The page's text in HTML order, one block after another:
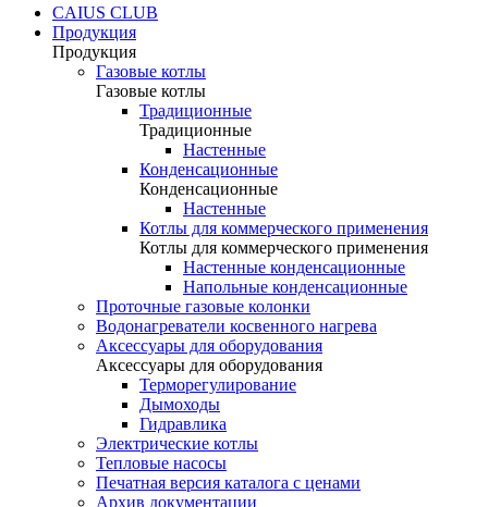
CAIUS CLUB
Продукция
Продукция
Газовые котлы
Газовые котлы
Традиционные
Традиционные
Настенные
Конденсационные
Конденсационные
Настенные
Котлы для коммерческого применения
Котлы для коммерческого применения
Настенные конденсационные
Напольные конденсационные
Проточные газовые колонки
Водонагреватели косвенного нагрева
Аксессуары для оборудования
Аксессуары для оборудования
Терморегулирование
Дымоходы
Гидравлика
Электрические котлы
Тепловые насосы
Печатная версия каталога с ценами
Архив документации